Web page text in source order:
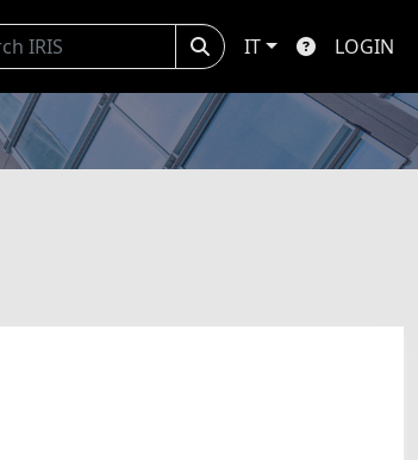
IT LOGIN